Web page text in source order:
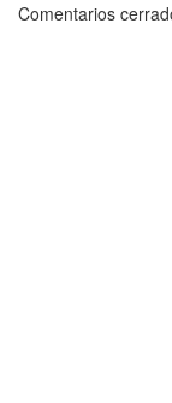
Comentarios